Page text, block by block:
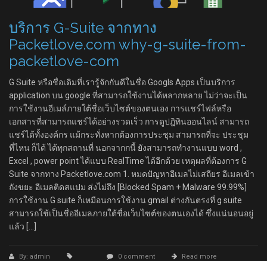
บริการ G-Suite จากทาง
Packetlove.com why-g-suite-from-
packetlove-com
G Suite หรือชื่อเดิมที่เรารู้จักกันดีในชื่อ Googls Apps เป็นบริการ
application บน google ที่สามารถใช้งานได้หลากหลาย ไม่ว่าจะเป็น
การใช้งานอีเมล์ภายใต้ชื่อเว็บไซต์ของตนเอง การแชร์ไฟล์หรือ
เอกสารที่สามารถแชร์ได้อย่างรวดเร็ว การดูปฎิทินออนไลน์ สามารถ
แชร์ได้ทั้งองค์กร แม้กระทั่งหากต้องการประชุม สามารถที่จะ ประชุม
ที่ไหน ก็ได้ ได้ทุกสถานที่ นอกจากกนี้ ยังสามารถทำงานแบบ word ,
Excel , power point ได้แบบ RealTime ได้อีกด้วย เหตุผลที่ต้องการ G
Suite จากทาง Packetlove.com 1. หมดปัญหาอีเมลไม่เสถียร อีเมลเข้า
ถังขยะ อีเมลติดสแปม ส่งไม่ถึง [Blocked Spam + Malware 99.99%]
การใช้งาน G suite ก็เหมือนการใช้งาน gmail ต่างกันตรงที่ g suite
สามารถใช้เป็นชื่ออีเมลภายใต้ชื่อเว็บไซต์ของตนเองได้ ซึ่งแน่นอนอยู่
แล้ว […]
By: admin 0 comment Read more